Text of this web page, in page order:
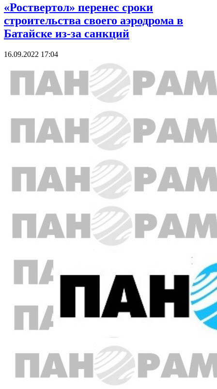
«Роствертол» перенес сроки
строительства своего аэродрома в
Батайске из-за санкций
16.09.2022 17:04